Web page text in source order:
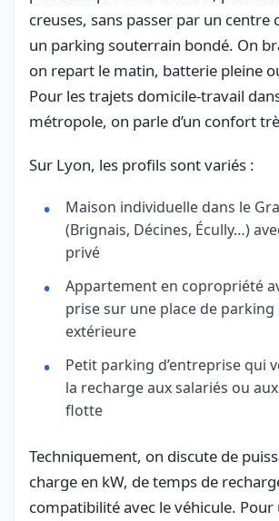
creuses, sans passer par un centre
un parking souterrain bondé. On
on repart le matin, batterie pleine
Pour les trajets domicile-travail
métropole, on parle d’un confort
Sur Lyon, les profils sont variés :
Maison individuelle dans le
(Brignais, Décines, Écully…)
privé
Appartement en copropriété
prise sur une place de
extérieure
Petit parking d’entreprise qui
la recharge aux salariés ou
flotte
Techniquement, on discute de
charge en kW, de temps de
compatibilité avec le véhicule. Pour